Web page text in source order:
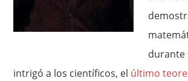
durante
intrigó a los científicos, el último